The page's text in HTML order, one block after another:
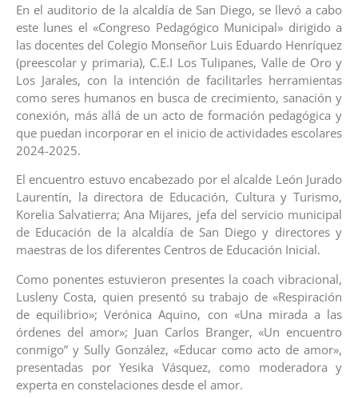
En el auditorio de la alcaldía de San Diego, se llevó a cabo
este lunes el «Congreso Pedagógico Municipal» dirigido a
las docentes del Colegio Monseñor Luis Eduardo Henríquez
(preescolar y primaria), C.E.I Los Tulipanes, Valle de Oro y
Los Jarales, con la intención de facilitarles herramientas
como seres humanos en busca de crecimiento, sanación y
conexión, más allá de un acto de formación pedagógica y
que puedan incorporar en el inicio de actividades escolares
2024-2025.
El encuentro estuvo encabezado por el alcalde León Jurado
Laurentín, la directora de Educación, Cultura y Turismo,
Korelia Salvatierra; Ana Mijares, jefa del servicio municipal
de Educación de la alcaldía de San Diego y directores y
maestras de los diferentes Centros de Educación Inicial.
Como ponentes estuvieron presentes la coach vibracional,
Lusleny Costa, quien presentó su trabajo de «Respiración
de equilibrio»; Verónica Aquino, con «Una mirada a las
órdenes del amor»; Juan Carlos Branger, «Un encuentro
conmigo” y Sully González, «Educar como acto de amor»,
presentadas por Yesika Vásquez, como moderadora y
experta en constelaciones desde el amor.